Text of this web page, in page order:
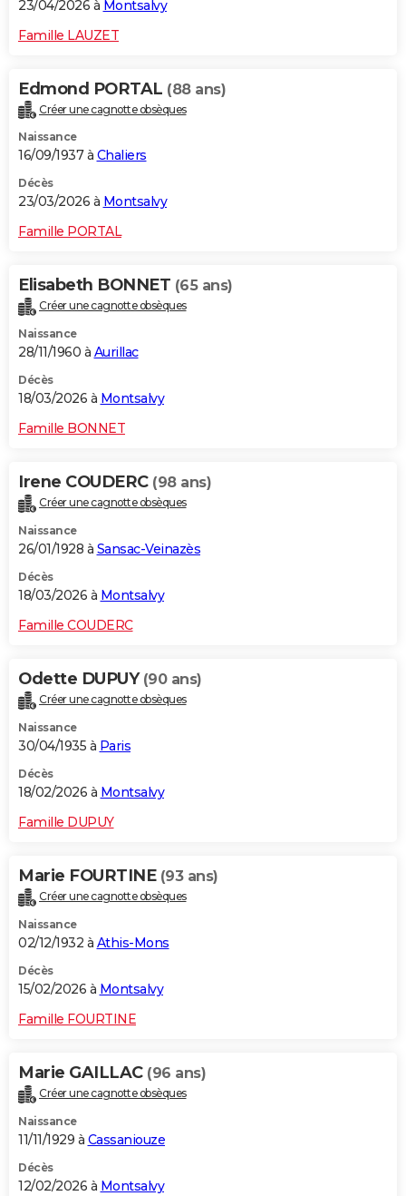
23/04/2026 à Montsalvy
Famille LAUZET
Edmond PORTAL (88 ans)
Créer une cagnotte obsèques
Naissance
16/09/1937 à Chaliers
Décès
23/03/2026 à Montsalvy
Famille PORTAL
Elisabeth BONNET (65 ans)
Créer une cagnotte obsèques
Naissance
28/11/1960 à Aurillac
Décès
18/03/2026 à Montsalvy
Famille BONNET
Irene COUDERC (98 ans)
Créer une cagnotte obsèques
Naissance
26/01/1928 à Sansac-Veinazès
Décès
18/03/2026 à Montsalvy
Famille COUDERC
Odette DUPUY (90 ans)
Créer une cagnotte obsèques
Naissance
30/04/1935 à Paris
Décès
18/02/2026 à Montsalvy
Famille DUPUY
Marie FOURTINE (93 ans)
Créer une cagnotte obsèques
Naissance
02/12/1932 à Athis-Mons
Décès
15/02/2026 à Montsalvy
Famille FOURTINE
Marie GAILLAC (96 ans)
Créer une cagnotte obsèques
Naissance
11/11/1929 à Cassaniouze
Décès
12/02/2026 à Montsalvy